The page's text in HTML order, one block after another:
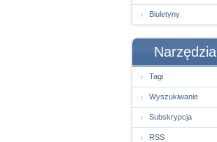
Biuletyny
Narzędzia
Tagi
Wyszukiwanie
Subskrypcja
RSS